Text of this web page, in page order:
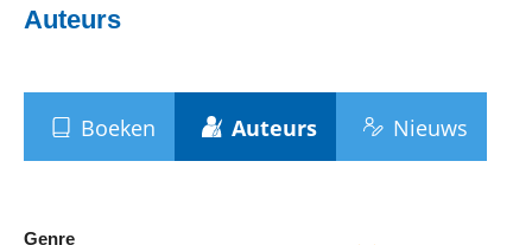
Auteurs
Boeken Auteurs Nieuws
Genre